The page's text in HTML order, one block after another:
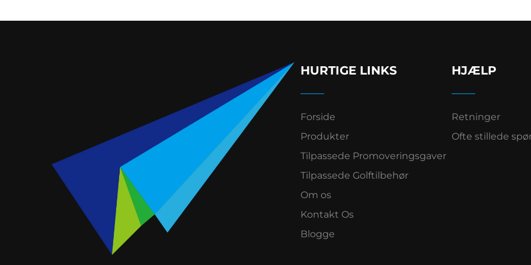
HURTIGE LINKS
Forside
Produkter
Tilpassede Promoveringsgaver
Tilpassede Golftilbehør
Om os
Kontakt Os
Blogge
HJÆLP
Retninger
Ofte stillede